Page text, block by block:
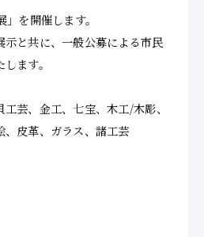
」を開催します。
と共に、一般公募による市民
ます。
芸、金工、七宝、木工/木彫、
皮革、ガラス、諸工芸